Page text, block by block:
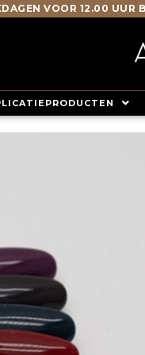
VOOR 12.00 UUR